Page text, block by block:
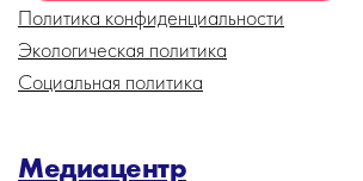
Политика конфиденциальности
Экологическая политика
Социальная политика
Медиацентр